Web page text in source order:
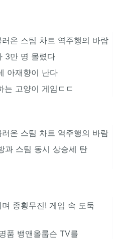
온 스팀 차트 역주행의 바람
3만 명 몰렸다
아재향이 난다
는 고양이 게임ㄷㄷ
온 스팀 차트 역주행의 바람
과 스팀 동시 상승세 탄
종횡무진! 게임 속 도둑
품 뱅앤올룹슨 TV를